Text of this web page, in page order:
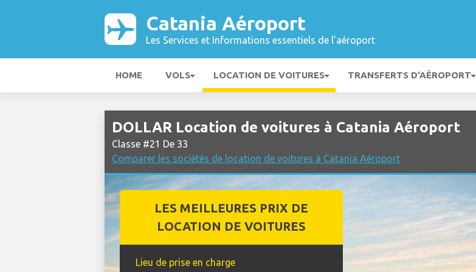
Catania Aéroport
Les Services et Informations essentiels de l’aéroport
HOME VOLS LOCATION DE VOITURES TRANSFERTS D'AÉROPORT
DOLLAR Location de voitures à Catania Aéroport
Classe #21 De 33
Comparer les sociétés de location de voitures à Catania Aéroport
LES MEILLEURES PRIX DE
LOCATION DE VOITURES
Lieu de prise en charge